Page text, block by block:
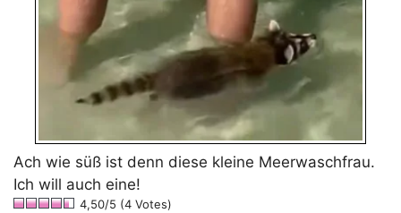
Ach wie süß ist denn diese kleine Meerwaschfrau.
Ich will auch eine!
4,50/5 (4 Votes)